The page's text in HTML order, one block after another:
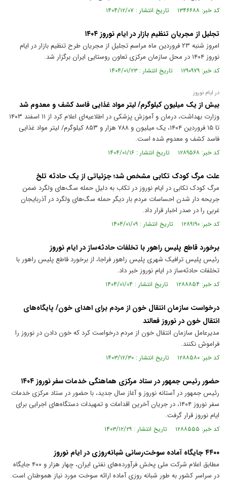
کد خبر: ۱۳۴۶۶۸۸ تاریخ انتشار : ۱۴۰۴/۱۲/۰۷
تجلیل از مجریان تنظیم بازار در ایام نوروز ۱۴۰۴
امروز شنبه ۲۳ فروردین ماه مراسم تجلیل از مجریان طرح تنظیم بازار در ایام
نوروز ۱۴۰۴ در محل سازمان مرکزی تعاون روستایی ایران برگزار شد.
کد خبر: ۱۲۹۰۹۷۹ تاریخ انتشار : ۱۴۰۴/۰۱/۲۳
در ایام نوروز
بیش از یک میلیون کیلوگرم/ لیتر مواد غذایی فاسد کشف و معدوم شد
وزارت بهداشت، درمان و آموزش پزشکی در اطلاعیه‌ای اعلام کرد از ۱۱ اسفند ۱۴۰۳
تا ۱۵ فروردین ۱۴۰۴، یک میلیون و ۷۸۸ هزار و ۸۵۳ کیلوگرم/ لیتر مواد غذایی
فاسد کشف و معدوم شده است.
کد خبر: ۱۲۸۹۵۶۸ تاریخ انتشار : ۱۴۰۴/۰۱/۱۶
علت مرگ کودک تکابی مشخص شد؛ جزئیاتی از یک حادثه تلخ
مرگ کودک تکابی در ایام نوروز در تکاب به دلیل حمله سگ‌های ولگرد ضمن
جریحه دار شدن احساسات مردم بار دیگر حمله سگ‌های ولگرد در آذربایجان
غربی را در صدر اخبار قرار داد.
کد خبر: ۱۲۸۹۱۹۰ تاریخ انتشار : ۱۴۰۴/۰۱/۰۹
برخورد قاطع پلیس راهور با تخلفات حادثه‌ساز در ایام نوروز
رئیس پلیس ترافیک شهری پلیس راهور فراجا، از برخورد قاطع پلیس راهور با
تخلفات حادثه‌ساز در ایام نوروز خبر داد.
کد خبر: ۱۲۸۸۸۵۴ تاریخ انتشار : ۱۴۰۴/۰۱/۰۴
درخواست سازمان انتقال خون از مردم برای اهدای خون/ پایگاه‌های
انتقال خون در نوروز فعالند
مدیرعامل سازمان انتقال خون از مردم درخواست کرد که خون دادن در نوروز را
فراموش نکنند.
کد خبر: ۱۲۸۸۵۸۰ تاریخ انتشار : ۱۴۰۳/۱۲/۳۰
حضور رئیس جمهور در ستاد مرکزی هماهنگی خدمات سفر نوروز ۱۴۰۴
رئیس جمهور در آستانه نوروز و آغاز سال جدید، با حضور در ستاد مرکزی خدمات
سفر نوروز ۱۴۰۴، در جریان آخرین اقدامات و تمهیدات دستگاه‌های اجرایی برای
ایام نوروز قرار گرفت.
کد خبر: ۱۲۸۸۵۵۵ تاریخ انتشار : ۱۴۰۳/۱۲/۲۹
۴۴۰۰ جایگاه آماده سوخت‌رسانی شبانه‌روزی در ایام نوروز
مطابق اعلام شرکت ملی پخش فرآورده‌های نفتی ایران، چهار هزار و ۴۰۰ جایگاه
در سراسر کشور به طور شبانه روزی آماده ارائه سوخت مورد نیاز هموطنان است.